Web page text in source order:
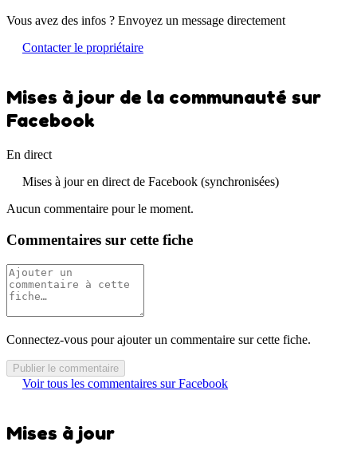
Vous avez des infos ? Envoyez un message directement
Contacter le propriétaire
Mises à jour de la communauté sur
Facebook
En direct
Mises à jour en direct de Facebook (synchronisées)
Aucun commentaire pour le moment.
Commentaires sur cette fiche
Connectez-vous pour ajouter un commentaire sur cette fiche.
Publier le commentaire
Voir tous les commentaires sur Facebook
Mises à jour